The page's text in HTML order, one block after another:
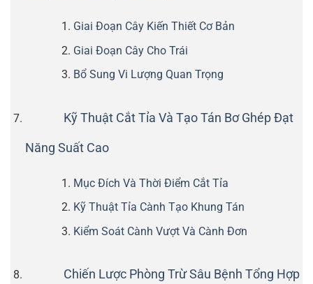
Giai Đoạn Cây Kiến Thiết Cơ Bản
Giai Đoạn Cây Cho Trái
Bổ Sung Vi Lượng Quan Trọng
Kỹ Thuật Cắt Tỉa Và Tạo Tán Bơ Ghép Đạt
Năng Suất Cao
Mục Đích Và Thời Điểm Cắt Tỉa
Kỹ Thuật Tỉa Cành Tạo Khung Tán
Kiểm Soát Cành Vượt Và Cành Đơn
Chiến Lược Phòng Trừ Sâu Bệnh Tổng Hợp